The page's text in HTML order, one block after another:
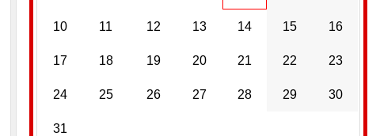
10 11 12 13 14 15 16
17 18 19 20 21 22 23
24 25 26 27 28 29 30
31